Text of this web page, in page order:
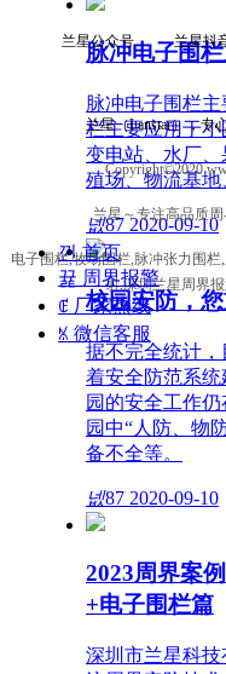
脉冲电子围
脉冲电子围栏
栏主要应用于小
变电站、水厂
殖场、物流基地
넶87 2020-09-10
校园安防，
据不完全统计
着安全防范系
园的安全工作
园中“人防、物
备不全等。
넶87 2020-09-10
2023周界案
+电子围栏篇
深圳市兰星科
兰星公众号 兰星
兰星（Lanstar），专
Copyright©2020
兰星～专注高品质周
电子围栏,牧场围栏,脉冲张力围
射,深圳兰星周界
낀 首页
뀵 周界报警
ꂅ 厂家热线
ꁱ 微信客服